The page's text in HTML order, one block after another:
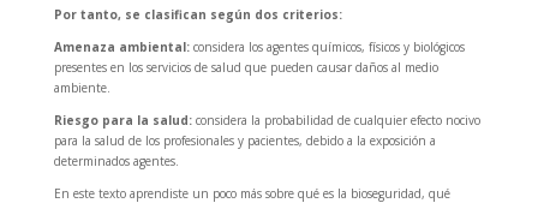
Por tanto, se clasifican según dos criterios:
Amenaza ambiental:considera los agentes químicos, físicos y biológicos
presentes en los servicios de salud que pueden causar daños al medio
ambiente.
Riesgo para la salud:considera la probabilidad de cualquier efecto nocivo
para la salud de los profesionales y pacientes, debido a la exposición a
determinados agentes.
En este texto aprendiste un poco más sobre qué es la bioseguridad, qué